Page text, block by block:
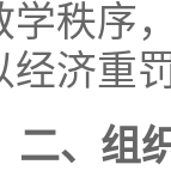
学秩序
经济重
二、组